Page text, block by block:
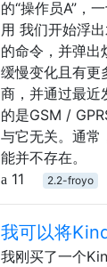
的“操作员A”，
用 我们开始浮
的命令，并弹出
缓慢变化且有更
商，并通过最近
的是GSM /
与它无关。通常
能并不存在。
11
2.2-froyo
我可以将
我刚买了一个